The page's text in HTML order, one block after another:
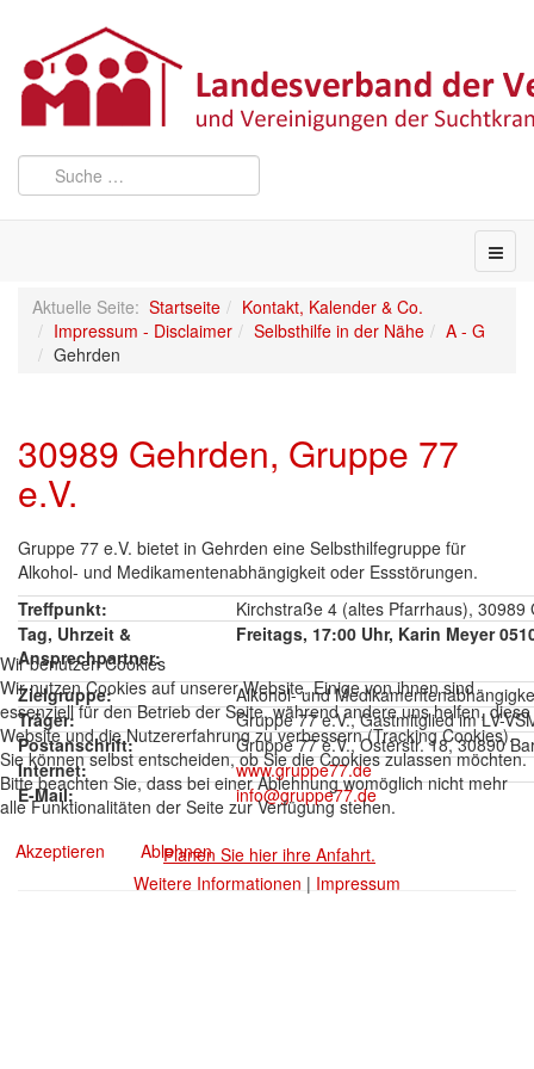
Aktuelle Seite: Startseite
Kontakt, Kalender & Co.
Impressum - Disclaimer
Selbsthilfe in der Nähe
A - G
Gehrden
30989 Gehrden, Gruppe 77
e.V.
Gruppe 77 e.V. bietet in Gehrden eine Selbsthilfegruppe für
Alkohol- und Medikamentenabhängigkeit oder Essstörungen.
Treffpunkt:
Kirchstraße 4 (altes Pfarrhaus), 30989
Tag, Uhrzeit &
Ansprechpartner:
Freitags, 17:00 Uhr, Karin Meyer
Zielgruppe:
Alkohol- und
Träger:
Gruppe 77 e.V., Gastmitglied im LV-
Postanschrift:
Gruppe 77 e.V., Osterstr. 18, 30890
Internet:
www.gruppe77.de
E-Mail:
info@gruppe77.de
Planen Sie hier ihre Anfahrt.
Wir benutzen Cookies
Wir nutzen Cookies auf unserer Website. Einige von ihnen sind
essenziell für den Betrieb der Seite, während andere uns helfen, diese
Website und die Nutzererfahrung zu verbessern (Tracking Cookies).
Sie können selbst entscheiden, ob Sie die Cookies zulassen möchten.
Bitte beachten Sie, dass bei einer Ablehnung womöglich nicht mehr
alle Funktionalitäten der Seite zur Verfügung stehen.
Akzeptieren
Ablehnen
Weitere Informationen | Impressum